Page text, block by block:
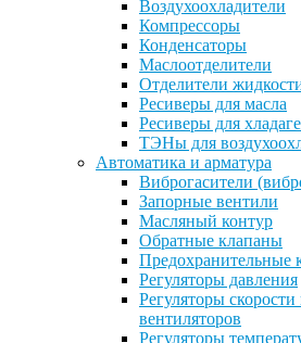
Воздухоохладители
Компрессоры
Конденсаторы
Маслоотделители
Отделители
Ресиверы для масла
Ресиверы для
ТЭНы для
Автоматика и арматура
Виброгасители
Запорные вентили
Масляный контур
Обратные клапаны
Предохранительные
Регуляторы давления
Регуляторы
вентиляторов
Регуляторы